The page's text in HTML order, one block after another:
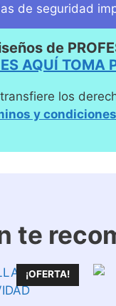
de seguridad
de
AQUÍ TOMA
los
y condiciones
te
¡OFERTA!